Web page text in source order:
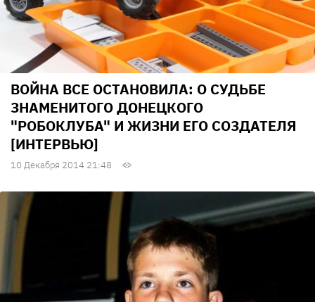
ВОЙНА ВСЕ ОСТАНОВИЛА: О СУДЬБЕ
ЗНАМЕНИТОГО ДОНЕЦКОГО
"РОБОКЛУБА" И ЖИЗНИ ЕГО СОЗДАТЕЛЯ
[ИНТЕРВЬЮ]
10 Декабря 2014 21:48